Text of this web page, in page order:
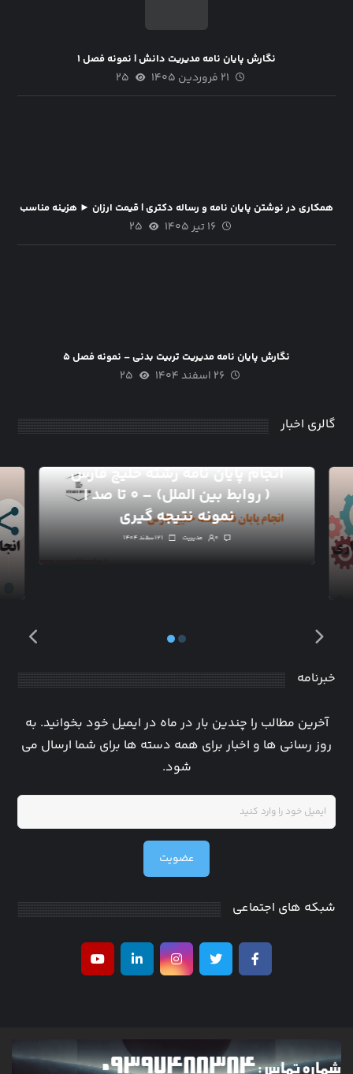
نگارش پایان نامه مدیریت دانش | نمونه فصل ۱
۲۱ فروردین ۱۴۰۵ ۲۵
همکاری در نوشتن پایان نامه و رساله دکتری | قیمت ارزان ► هزینه مناسب
۱۶ تیر ۱۴۰۵ ۲۵
نگارش پایان نامه مدیریت تربیت بدنی – نمونه فصل ۵
۲۶ اسفند ۱۴۰۴ ۲۵
گالری اخبار
انجام پایان نامه رشته خلیج فارس
( روابط بین الملل) – ۰ تا صد |
نمونه نتیجه گیری
۲۱ اسفند ۱۴۰۴ مدیریت ۰
خبرنامه
آخرین مطالب را چندین بار در ماه در ایمیل خود بخوانید. به
روز رسانی ها و اخبار برای همه دسته ها برای شما ارسال می
شود.
عضویت
شبکه های اجتماعی
کلیه حقوق متعلق به researchinventor می باشد